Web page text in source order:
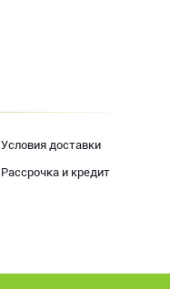
Условия доставки
Рассрочка и кредит